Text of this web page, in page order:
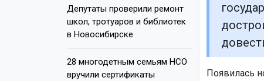
Депутаты проверили ремонт
школ, тротуаров и библиотек
в Новосибирске
28 многодетным семьям НСО
вручили сертификаты
Появилась